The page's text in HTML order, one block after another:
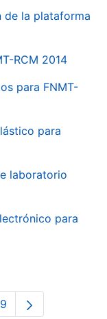
de la plataforma
RCM 2014
para FNMT-
para
laboratorio
para
Pages Use
Page